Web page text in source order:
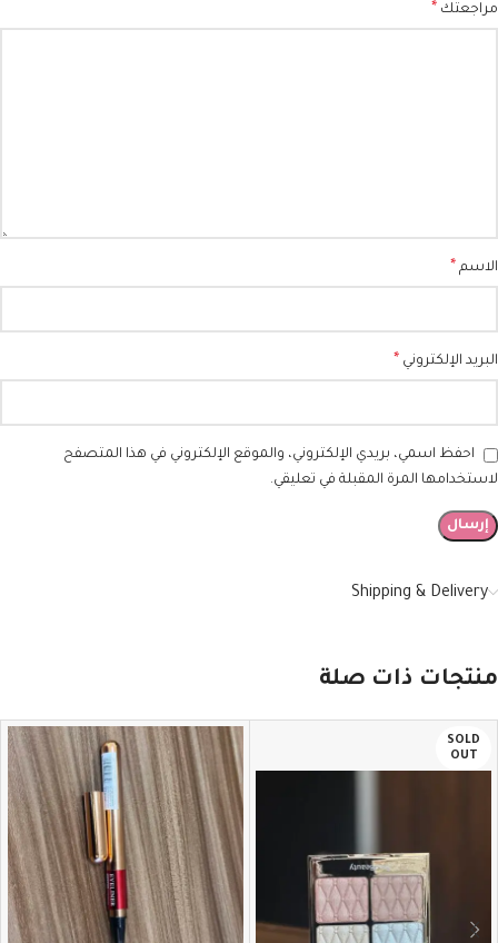
مراجعتك *
الاسم *
البريد الإلكتروني *
احفظ اسمي، بريدي الإلكتروني، والموقع الإلكتروني في هذا المتصفح
لاستخدامها المرة المقبلة في تعليقي.
Shipping & Delivery
منتجات ذات صلة
SOLD
OUT